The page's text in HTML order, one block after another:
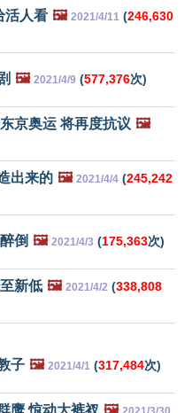
活人看 🖼️ 2021/4/11 (246,630
🖼️ 2021/4/9 (577,376次)
京奥运 将再度抗议 🖼️
出来的 🖼️ 2021/4/4 (245,242
倒 🖼️ 2021/4/3 (175,363次)
新低 🖼️ 2021/4/2 (338,808
子 🖼️ 2021/4/1 (317,484次)
鹰 惊动大裤衩 🖼️